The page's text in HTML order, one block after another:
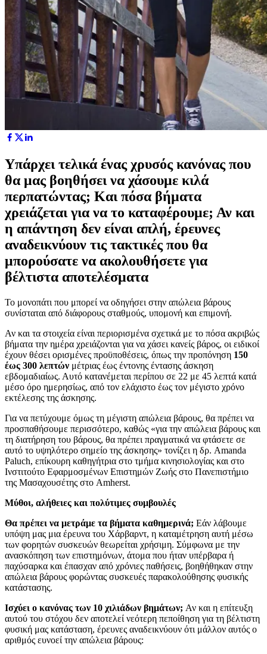
Υπάρχει τελικά ένας χρυσός κανόνας που
θα μας βοηθήσει να χάσουμε κιλά
περπατώντας; Και πόσα βήματα
χρειάζεται για να το καταφέρουμε; Αν και
η απάντηση δεν είναι απλή, έρευνες
αναδεικνύουν τις τακτικές που θα
μπορούσατε να ακολουθήσετε για
βέλτιστα αποτελέσματα
Το μονοπάτι που μπορεί να οδηγήσει στην απώλεια βάρους
συνίσταται από διάφορους σταθμούς, υπομονή και επιμονή.
Αν και τα στοιχεία είναι περιορισμένα σχετικά με το πόσα ακριβώς
βήματα την ημέρα χρειάζονται για να χάσει κανείς βάρος, οι ειδικοί
έχουν θέσει ορισμένες προϋποθέσεις, όπως την προπόνηση 150
έως 300 λεπτών μέτριας έως έντονης έντασης άσκηση
εβδομαδιαίως. Αυτό κατανέμεται περίπου σε 22 με 45 λεπτά κατά
μέσο όρο ημερησίως, από τον ελάχιστο έως τον μέγιστο χρόνο
εκτέλεσης της άσκησης.
Για να πετύχουμε όμως τη μέγιστη απώλεια βάρους, θα πρέπει να
προσπαθήσουμε περισσότερο, καθώς «για την απώλεια βάρους και
τη διατήρηση του βάρους, θα πρέπει πραγματικά να φτάσετε σε
αυτό το υψηλότερο σημείο της άσκησης» τονίζει η δρ. Amanda
Paluch, επίκουρη καθηγήτρια στο τμήμα κινησιολογίας και στο
Ινστιτούτο Εφαρμοσμένων Επιστημών Ζωής στο Πανεπιστήμιο
της Μασαχουσέτης στο Amherst.
Μύθοι, αλήθειες και πολύτιμες συμβουλές
Θα πρέπει να μετράμε τα βήματα καθημερινά; Εάν λάβουμε
υπόψη μας μια έρευνα του Χάρβαρντ, η καταμέτρηση αυτή μέσω
των φορητών συσκευών θεωρείται χρήσιμη. Σύμφωνα με την
ανασκόπηση των επιστημόνων, άτομα που ήταν υπέρβαρα ή
παχύσαρκα και έπασχαν από χρόνιες παθήσεις, βοηθήθηκαν στην
απώλεια βάρους φορώντας συσκευές παρακολούθησης φυσικής
κατάστασης.
Ισχύει ο κανόνας των 10 χιλιάδων βημάτων; Αν και η επίτευξη
αυτού του στόχου δεν αποτελεί νεότερη πεποίθηση για τη βέλτιστη
φυσική μας κατάσταση, έρευνες αναδεικνύουν ότι μάλλον αυτός ο
αριθμός ευνοεί την απώλεια βάρους: